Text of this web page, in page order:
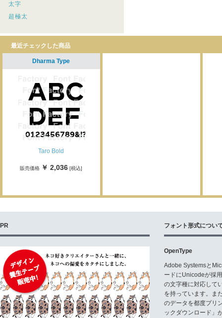
太字
超極太
最近チェックした商品
Dharma Type
Taro Bold
販売価格 ￥ 2,036 [税込]
PR フォント形式につい
OpenType
Adobe Systemsと
ードにUnicodeが採
の文字種に対応して
を持っています。ま
のデータを都度プリ
ックダウンロード」